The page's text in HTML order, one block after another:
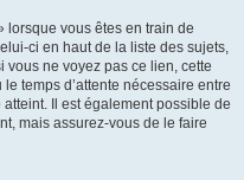
lorsque vous êtes en train de
ci en haut de la liste des sujets,
ne voyez pas ce lien, cette
temps d’attente nécessaire entre
Il est également possible de
mais assurez-vous de le faire